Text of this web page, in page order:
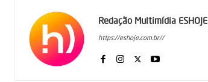
Redação Multimídia ESHOJE
https://eshoje.com.br//